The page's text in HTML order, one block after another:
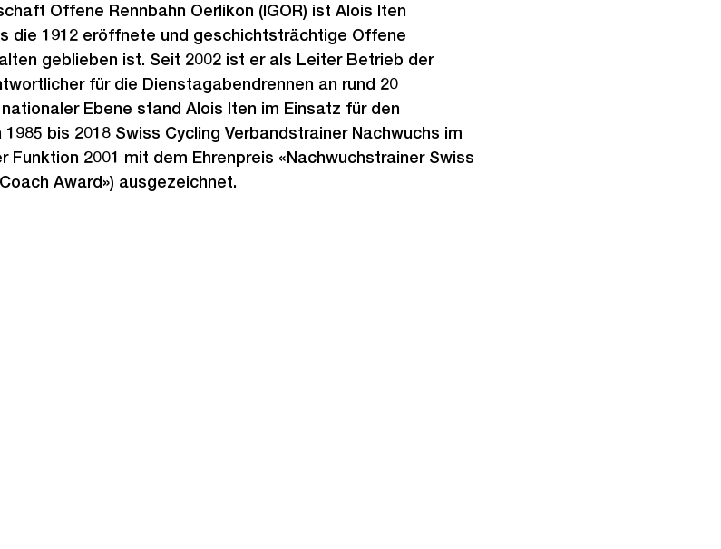
Offene Rennbahn Oerlikon (IGOR) ist Alois Iten
die 1912 eröffnete und geschichtsträchtige Offene
geblieben ist. Seit 2002 ist er als Leiter Betrieb der
für die Dienstagabendrennen an rund 20
Ebene stand Alois Iten im Einsatz für den
bis 2018 Swiss Cycling Verbandstrainer Nachwuchs im
Funktion 2001 mit dem Ehrenpreis «Nachwuchstrainer Swiss
Award») ausgezeichnet.